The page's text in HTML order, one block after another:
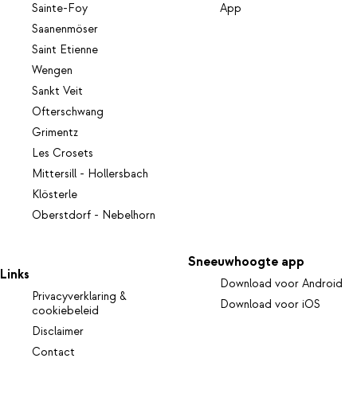
Sainte-Foy
Saanenmöser
Saint Etienne
Wengen
Sankt Veit
Ofterschwang
Grimentz
Les Crosets
Mittersill - Hollersbach
Klösterle
Oberstdorf - Nebelhorn
App
Links
Privacyverklaring &
cookiebeleid
Disclaimer
Contact
Sneeuwhoogte app
Download voor Android
Download voor iOS